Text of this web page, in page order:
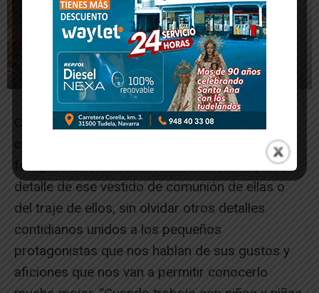
Cuando el reportaje tiene a los más pequeños
como protagonistas el objetivo cambia. La
fotografía, indica Paloma Fernández, no pierde
detalle de ese vestido de comunión de ellas o
del traje de ellos, sin olvidar otros detalles
contidianos unidos a los pequeños
protagonistas que nos hablan de sus gustos y
aficiones que nos van a permitir conocerlo